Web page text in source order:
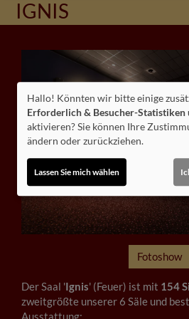
IGNIS
Fotoshow
Der Saal 'Ignis' (Feuer) ist mit 154
zweitgrößte unserer 6 Säle und
Ausstattung:
Hallo! Könnten wir bitte einige
Erforderlich & Besucher-Statistiken
aktivieren? Sie können Ihre
ändern oder zurückziehen.
Lassen Sie mich wählen